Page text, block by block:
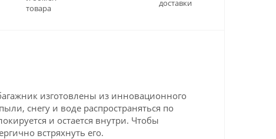
товара
доставки
изготовлены из инновационного
снегу и воде распространяться по
и остается внутри. Чтобы
встряхнуть его.